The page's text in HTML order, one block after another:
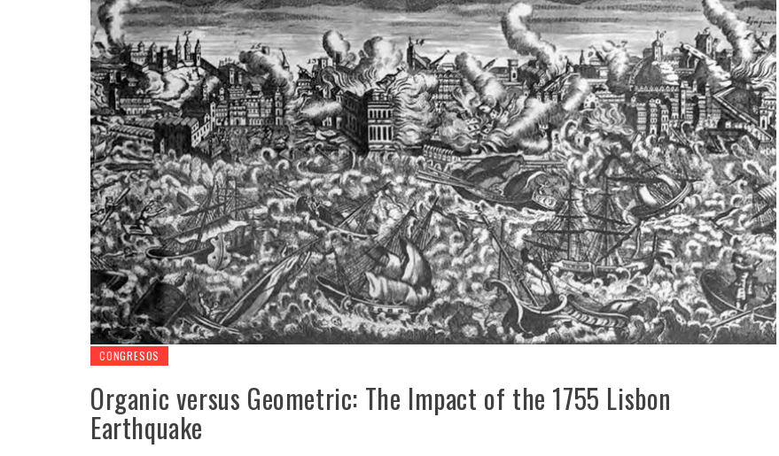
CONGRESOS
Organic versus Geometric: The Impact of the 1755 Lisbon
Earthquake